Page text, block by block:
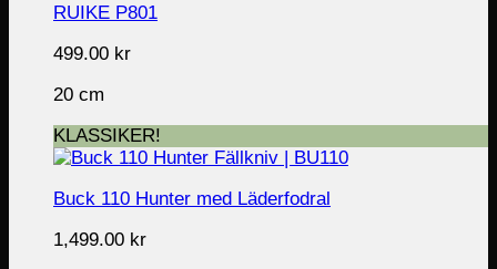
RUIKE P801
499.00 kr
20 cm
KLASSIKER!
Buck 110 Hunter med Läderfodral
1,499.00 kr